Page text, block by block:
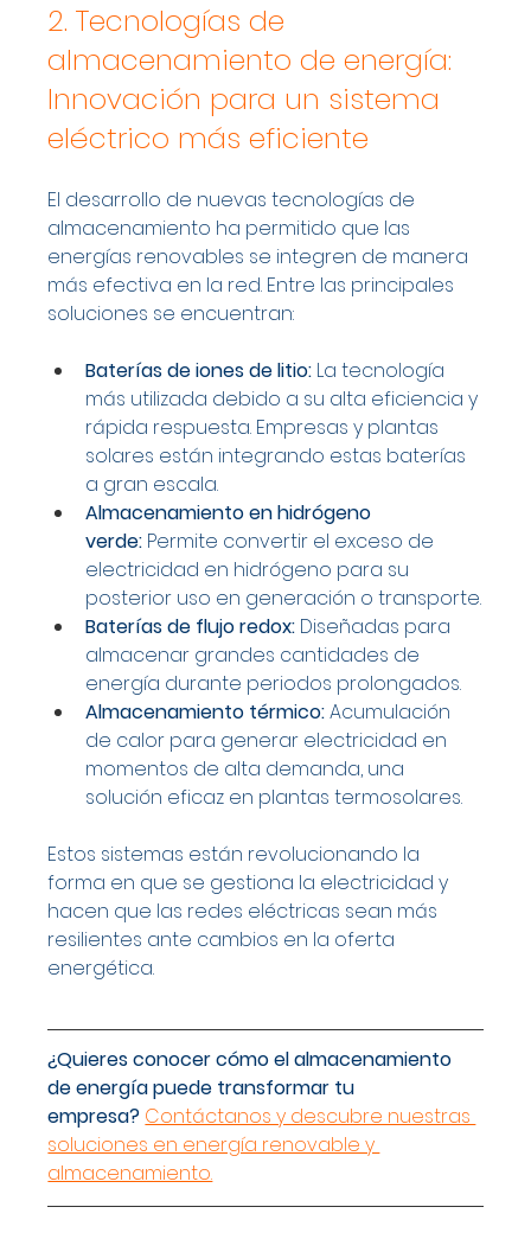
2. Tecnologías de
almacenamiento de energía:
Innovación para un sistema
eléctrico más eficiente
El desarrollo de nuevas tecnologías de
almacenamiento ha permitido que las
energías renovables se integren de manera
más efectiva en la red. Entre las principales
soluciones se encuentran:
Baterías de iones de litio: La tecnología
más utilizada debido a su alta eficiencia y
rápida respuesta. Empresas y plantas
solares están integrando estas baterías
a gran escala.
Almacenamiento en hidrógeno
verde: Permite convertir el exceso de
electricidad en hidrógeno para su
posterior uso en generación o transporte.
Baterías de flujo redox: Diseñadas para
almacenar grandes cantidades de
energía durante periodos prolongados.
Almacenamiento térmico: Acumulación
de calor para generar electricidad en
momentos de alta demanda, una
solución eficaz en plantas termosolares.
Estos sistemas están revolucionando la
forma en que se gestiona la electricidad y
hacen que las redes eléctricas sean más
resilientes ante cambios en la oferta
energética.
¿Quieres conocer cómo el almacenamiento
de energía puede transformar tu
empresa? Contáctanos y descubre nuestras
soluciones en energía renovable y
almacenamiento.